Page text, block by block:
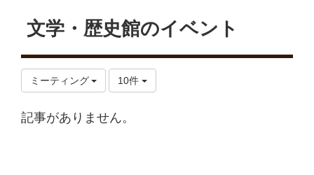
文学・歴史館のイベント
ミーティング 10件
記事がありません。